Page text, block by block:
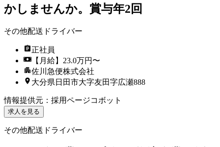
かしませんか。賞与年2回
その他配送ドライバー
正社員
【月給】23.0万円〜
佐川急便株式会社
大分県日田市大字友田字広瀬888
情報提供元 ： 採用ページコボット
求人を見る
その他配送ドライバー